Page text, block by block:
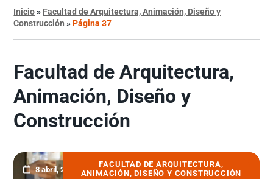
Inicio» Facultad de Arquitectura, Animación, Diseño y
Construcción »Página 37
Facultad de Arquitectura,
Animación, Diseño y
Construcción
FACULTAD DE ARQUITECTURA,
ANIMACIÓN, DISEÑO Y CONSTRUCCIÓN
8 abril, 2022